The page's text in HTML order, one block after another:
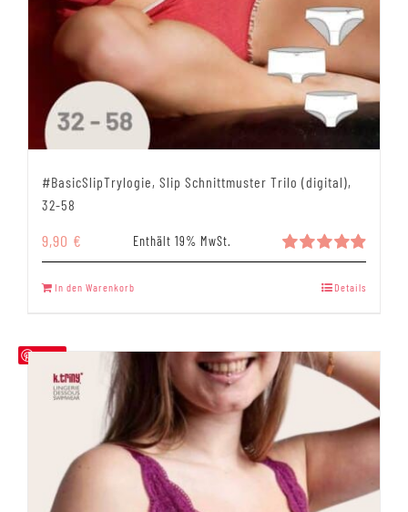
#BasicSlipTrylogie, Slip Schnittmuster Trilo (digital),
32-58
Bewertet
4.94
9,90 € Enthält 19% MwSt.
In den Warenkorb Details
Save